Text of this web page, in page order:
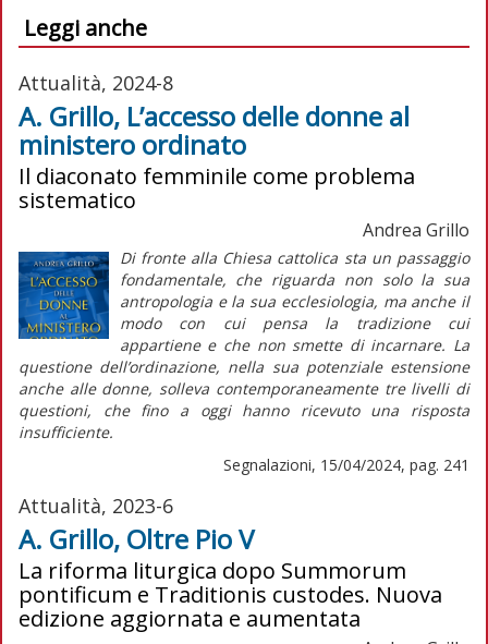
Leggi anche
Attualità, 2024-8
A. Grillo, L’accesso delle donne al
ministero ordinato
Il diaconato femminile come problema
sistematico
Andrea Grillo
Di fronte alla Chiesa cattolica sta un passaggio
fondamentale, che riguarda non solo la sua
antropologia e la sua ecclesiologia, ma anche il
modo con cui pensa la tradizione cui
appartiene e che non smette di incarnare. La
questione dell’ordinazione, nella sua potenziale estensione
anche alle donne, solleva contemporaneamente tre livelli di
questioni, che fino a oggi hanno ricevuto una risposta
insufficiente.
Segnalazioni, 15/04/2024, pag. 241
Attualità, 2023-6
A. Grillo, Oltre Pio V
La riforma liturgica dopo Summorum
pontificum e Traditionis custodes. Nuova
edizione aggiornata e aumentata